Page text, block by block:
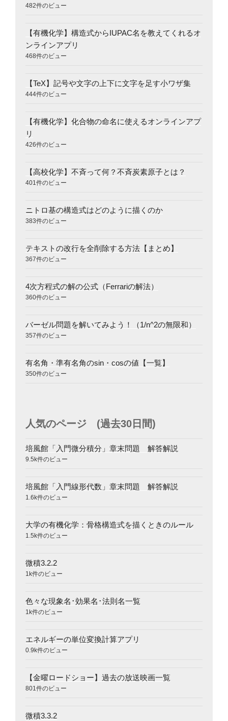
482件のビュー
【有機化学】構造式からIUPAC名を教えてくれるオ
ンラインアプリ
468件のビュー
【TeX】記号や文字の上下に文字を足す小ワザ集
444件のビュー
【有機化学】化合物の命名に使えるオンラインアプ
リ
426件のビュー
【高校化学】不斉って何？不斉炭素原子とは？
401件のビュー
ニトロ基の構造式はどのように描くのか
383件のビュー
テキストの改行を全削除する方法【まとめ】
367件のビュー
4次方程式の解の公式（Ferrariの解法）
360件のビュー
バーゼル問題を解いてみよう！（1/n^2の無限和）
357件のビュー
有名角・準有名角のsin・cosの値【一覧】
350件のビュー
人気のページ (過去30日間)
培風館「入門微分積分」章末問題 解答解説
9.5k件のビュー
培風館「入門線形代数」章末問題 解答解説
1.6k件のビュー
大学の有機化学：骨格構造式を描くときのルール
1.5k件のビュー
微積3.2.2
1k件のビュー
色々な現象名･効果名･法則名一覧
1k件のビュー
エネルギーの単位変換計算アプリ
0.9k件のビュー
【金曜ロードショー】過去の放送映画一覧
801件のビュー
微積3.3.2